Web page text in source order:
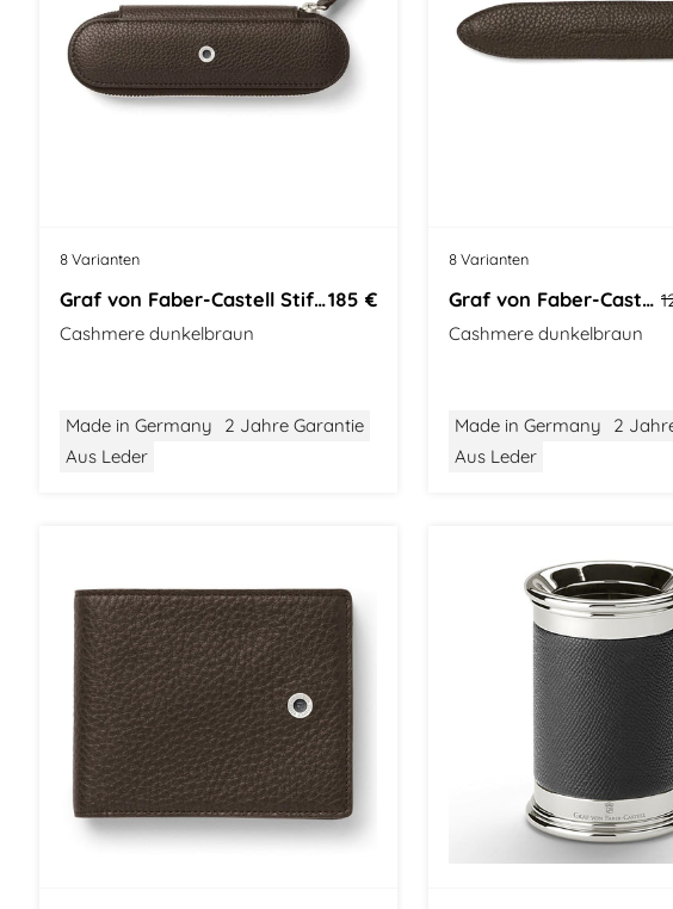
8 Varianten
Graf von Faber-Castell Stifteetui185 €
Cashmere dunkelbraun
Made in Germany
2 Jahre Garantie
Aus Leder
8 Varianten
Graf von Faber-Castell Stifteetui
Cashmere dunkelbraun
Made in Germany
2
Aus Leder